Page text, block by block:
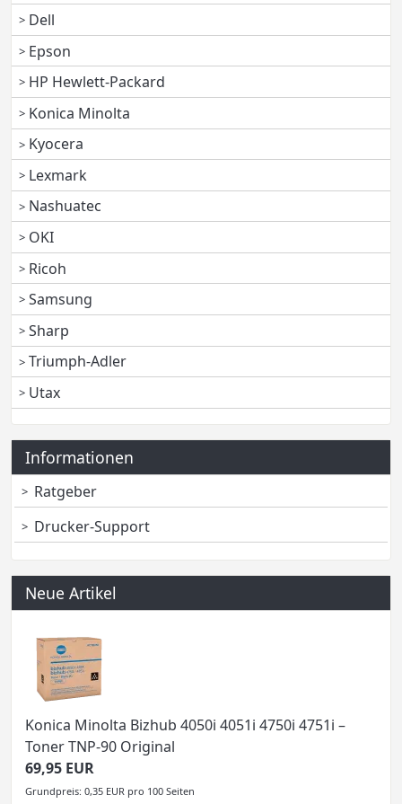
Dell
Epson
HP Hewlett-Packard
Konica Minolta
Kyocera
Lexmark
Nashuatec
OKI
Ricoh
Samsung
Sharp
Triumph-Adler
Utax
Informationen
Ratgeber
Drucker-Support
Neue Artikel
Konica Minolta Bizhub 4050i 4051i 4750i 4751i –
Toner TNP-90 Original
69,95 EUR
Grundpreis: 0,35 EUR pro 100 Seiten